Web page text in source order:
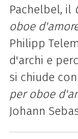
Pachelbel, il
oboe
Philipp
d'archi e
si chiude
per oboe
Johann